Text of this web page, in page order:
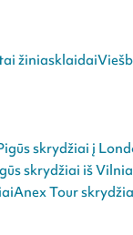
žiniasklaidai
skrydžiai į
skrydžiai iš
Anex Tour